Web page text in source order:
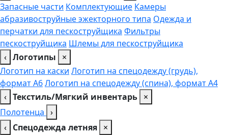
Запасные части Комплектующие Камеры
абразивоструйные эжекторного типа Одежда и
перчатки для пескоструйщика Фильтры
пескоструйщика Шлемы для пескоструйщика
‹ Логотипы
×
Логотип на каски Логотип на спецодежду (грудь),
формат А6Логотип на спецодежду (спина), формат А4
‹ Текстиль/Мягкий инвентарь ×
Полотенца ›
‹ Спецодежда летняя ×